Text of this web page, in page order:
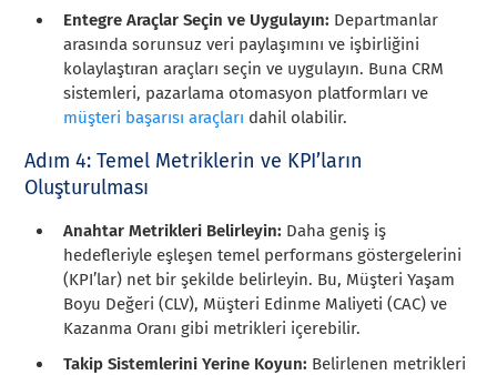
Entegre Araçlar Seçin ve Uygulayın: Departmanlar
arasında sorunsuz veri paylaşımını ve işbirliğini
kolaylaştıran araçları seçin ve uygulayın. Buna CRM
sistemleri, pazarlama otomasyon platformları ve
müşteri başarısı araçları dahil olabilir.
Adım 4: Temel Metriklerin ve KPI’ların
Oluşturulması
Anahtar Metrikleri Belirleyin: Daha geniş iş
hedefleriyle eşleşen temel performans göstergelerini
(KPI’lar) net bir şekilde belirleyin. Bu, Müşteri Yaşam
Boyu Değeri (CLV), Müşteri Edinme Maliyeti (CAC) ve
Kazanma Oranı gibi metrikleri içerebilir.
Takip Sistemlerini Yerine Koyun: Belirlenen metrikleri